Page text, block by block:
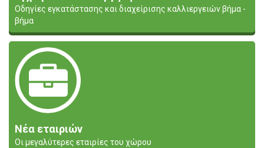
Οδηγίες εγκατάστασης και διαχείρισης καλλιεργειών βήμα -
βήμα
Νέα εταιριών
Οι μεγαλύτερες εταιρίες του χώρου